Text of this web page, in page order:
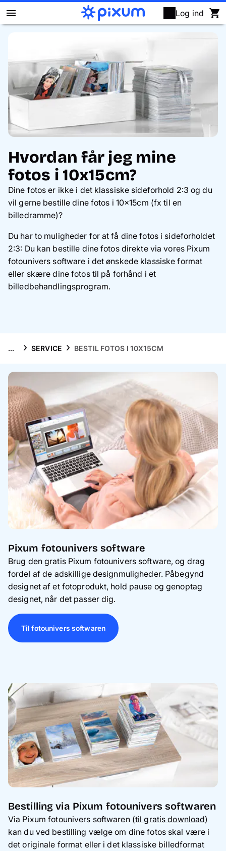
Log ind
Fotokalendere
Fotofremkaldelse
Vægbilleder
Fotogaver
Kort
Mobilcovers
Inspiration
Service
Hvordan får jeg mine
fotos i 10x15cm?
Dine fotos er ikke i det klassiske sideforhold 2:3 og du
vil gerne bestille dine fotos i 10x15cm (fx til en
billedramme)?
Du har to muligheder for at få dine fotos i sideforholdet
2:3: Du kan bestille dine fotos direkte via vores Pixum
fotounivers software i det ønskede klassiske format
eller skære dine fotos til på forhånd i et
billedbehandlingsprogram.
... SERVICE BESTIL FOTOS I 10X15CM
Pixum fotounivers software
Brug den gratis Pixum fotounivers software, og drag
fordel af de adskillige designmuligheder. Påbegynd
designet af et fotoprodukt, hold pause og genoptag
designet, når det passer dig.
Til fotounivers softwaren
Bestilling via Pixum fotounivers softwaren
Via Pixum fotounivers softwaren (til gratis download)
kan du ved bestilling vælge om dine fotos skal være i
det originale format eller i det klassiske billedformat